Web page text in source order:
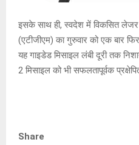
इसके साथ ही, स्वदेश में विकसित लेजर
(एटीजीएम) का गुरुवार को एक बार
यह गाइडेड मिसाइल लंबी दूरी तक
2 मिसाइल को भी सफलतापूर्वक
Share